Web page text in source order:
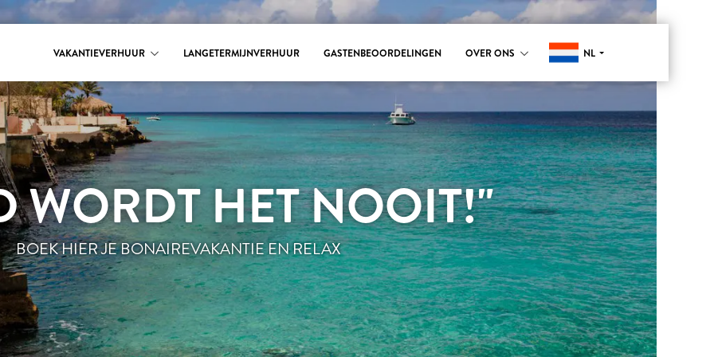
VAKANTIEVERHUUR LANGETERMIJNVERHUUR GASTENBEOORDELINGEN OVER ONS NL
WORDT HET NOOIT!"
BOEK HIER JE BONAIREVAKANTIE EN RELAX